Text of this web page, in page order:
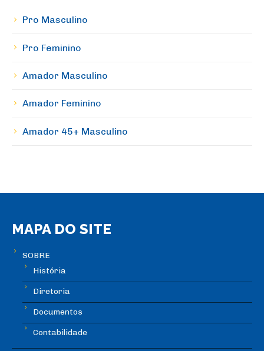
Pro Masculino
Pro Feminino
Amador Masculino
Amador Feminino
Amador 45+ Masculino
MAPA DO SITE
SOBRE
História
Diretoria
Documentos
Contabilidade